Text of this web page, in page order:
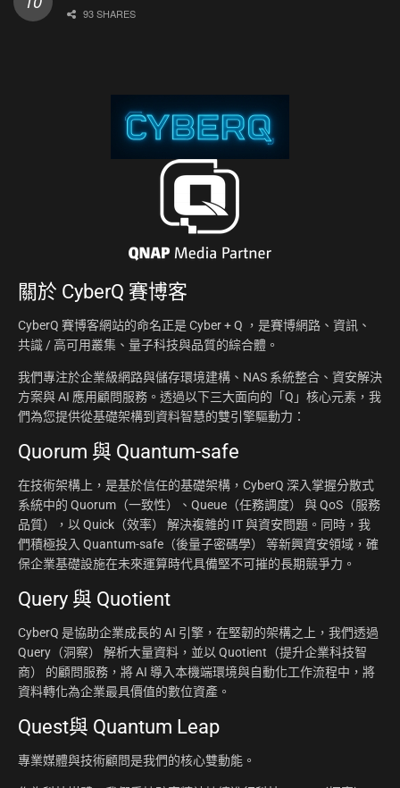
93 SHARES
關於 CyberQ 賽博客
CyberQ 賽博客網站的命名正是 Cyber + Q ，是賽博網路、資訊、
共識 / 高可用叢集、量子科技與品質的綜合體。
我們專注於企業級網路與儲存環境建構、NAS 系統整合、資安解決
方案與 AI 應用顧問服務。透過以下三大面向的「Q」核心元素，我
們為您提供從基礎架構到資料智慧的雙引擎驅動力：
Quorum 與 Quantum-safe
在技術架構上，是基於信任的基礎架構，CyberQ 深入掌握分散式
系統中的 Quorum（一致性）、Queue（任務調度） 與 QoS（服務
品質），以 Quick（效率） 解決複雜的 IT 與資安問題。同時，我
們積極投入 Quantum-safe（後量子密碼學） 等新興資安領域，確
保企業基礎設施在未來運算時代具備堅不可摧的長期競爭力。
Query 與 Quotient
CyberQ 是協助企業成長的 AI 引擎，在堅韌的架構之上，我們透過
Query（洞察） 解析大量資料，並以 Quotient（提升企業科技智
商） 的顧問服務，將 AI 導入本機端環境與自動化工作流程中，將
資料轉化為企業最具價值的數位資產。
Quest與 Quantum Leap
專業媒體與技術顧問是我們的核心雙動能。